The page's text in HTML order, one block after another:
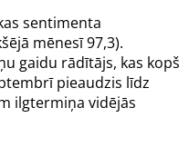
sentimenta
mēnesī 97,3).
gaidu rādītājs, kas kopš
pieaudzis līdz
ilgtermiņa vidējās